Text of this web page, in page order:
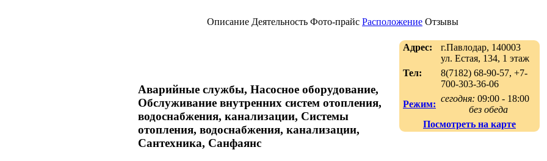
Описание Деятельность Фото-прайс Расположение Отзывы
Адрес:
г.Павлодар, 140003
ул. Естая, 134, 1 этаж
Тел:
8(7182) 68-90-57, +7-
700-303-36-06
Режим:
сегодня: 09:00 - 18:00
без обеда
Посмотреть на карте
Аварийные службы, Насосное оборудование,
Обслуживание внутренних систем отопления,
водоснабжения, канализации, Системы
отопления, водоснабжения, канализации,
Сантехника, Санфаянс